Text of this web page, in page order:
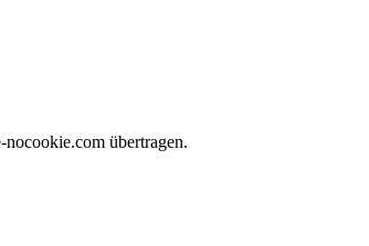
übertragen.